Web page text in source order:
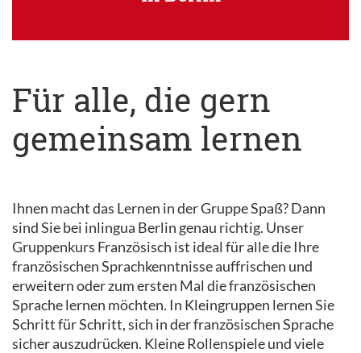
Für alle, die gern
gemeinsam lernen
Ihnen macht das Lernen in der Gruppe Spaß? Dann
sind Sie bei inlingua Berlin genau richtig. Unser
Gruppenkurs Französisch ist ideal für alle die Ihre
französischen Sprachkenntnisse auffrischen und
erweitern oder zum ersten Mal die französischen
Sprache lernen möchten. In Kleingruppen lernen Sie
Schritt für Schritt, sich in der französischen Sprache
sicher auszudrücken. Kleine Rollenspiele und viele